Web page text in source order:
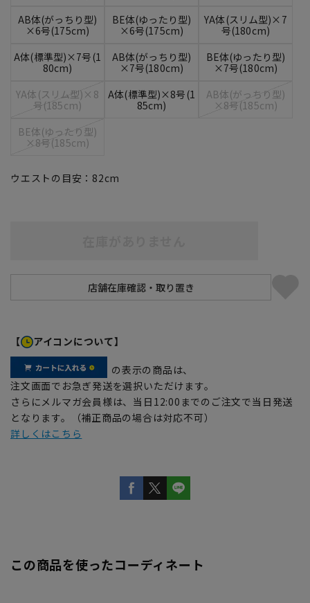
AB体(がっちり型)
×6号(175cm)
BE体(ゆったり型)
×6号(175cm)
YA体(スリム型)×7
号(180cm)
A体(標準型)×7号(1
80cm)
AB体(がっちり型)
×7号(180cm)
BE体(ゆったり型)
×7号(180cm)
YA体(スリム型)×8
号(185cm)
A体(標準型)×8号(1
85cm)
AB体(がっちり型)
×8号(185cm)
BE体(ゆったり型)
×8号(185cm)
ウエストの目安： 82cm
【 アイコンについて】
の表示の商品は、
注文画面でお急ぎ発送を選択いただけます。
さらにメルマガ会員様は、当日12:00までのご注文で当日発送
となります。（補正商品の場合は対応不可）
詳しくはこちら
この商品を使ったコーディネート